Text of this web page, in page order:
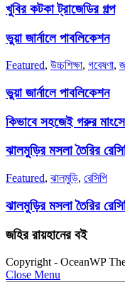
খুবির কটকা ট্রাজেডির গল্প
ভুয়া জার্নালে পাবলিকেশন
Featured, উচ্চশিক্ষা, গবেষণা,
ভুয়া জার্নালে পাবলিকেশন
কিভাবে সহজেই গরুর
ঝালমুড়ির মসলা তৈরির
Featured, ঝালমুড়ি, রেসিপি
ঝালমুড়ির মসলা তৈরির
জহির রায়হানের বই
Copyright - OceanWP
Close Menu